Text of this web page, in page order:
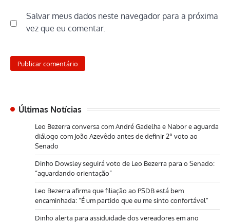
Salvar meus dados neste navegador para a próxima
vez que eu comentar.
Últimas Notícias
Leo Bezerra conversa com André Gadelha e Nabor e aguarda
diálogo com João Azevêdo antes de definir 2º voto ao
Senado
Dinho Dowsley seguirá voto de Leo Bezerra para o Senado:
“aguardando orientação”
Leo Bezerra afirma que filiação ao PSDB está bem
encaminhada: “É um partido que eu me sinto confortável”
Dinho alerta para assiduidade dos vereadores em ano